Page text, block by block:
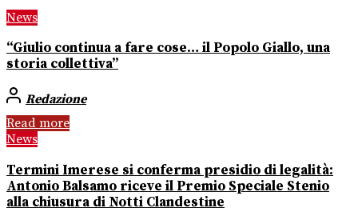
News
“Giulio continua a fare cose… il Popolo Giallo, una
storia collettiva”
Redazione
Read more
News
Termini Imerese si conferma presidio di legalità:
Antonio Balsamo riceve il Premio Speciale Stenio
alla chiusura di Notti Clandestine